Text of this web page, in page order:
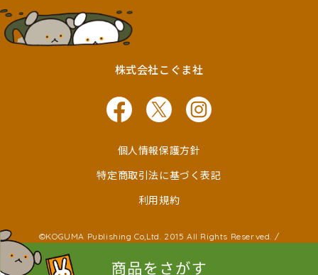
株式会社こぐま社
個人情報保護方針
特定商取引法に基づく表記
利用規約
©KOGUMA Publishing Co,Ltd. 2015 All Rights Reserved. /
©Kayako Nishimaki ©Taro Miura